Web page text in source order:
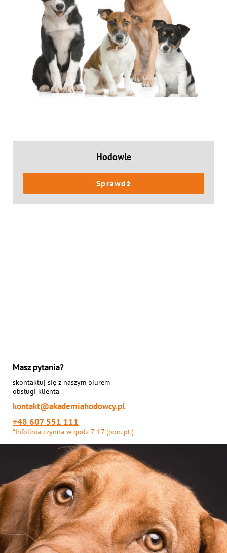
Hodowle
Sprawdź
Masz pytania?
skontaktuj się z naszym biurem
obsługi klienta
kontakt@akademiahodowcy.pl
+48 607 551 111
*Infolinia czynna w godz 7-17 (pon.-pt.)